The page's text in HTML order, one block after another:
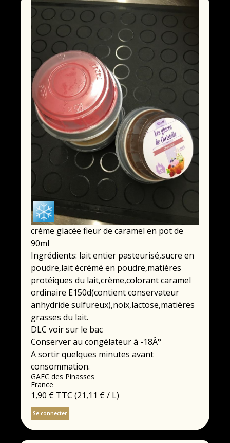
crème glacée fleur de caramel en pot de
90ml
Ingrédients: lait entier pasteurisé,sucre en
poudre,lait écrémé en poudre,matières
protéiques du lait,crème,colorant caramel
ordinaire E150d(contient conservateur
anhydride sulfureux),noix,lactose,matières
grasses du lait.
DLC voir sur le bac
Conserver au congélateur à -18Â°
A sortir quelques minutes avant
consommation.
GAEC des Pinasses
France
1,90 € TTC (21,11 € / L)
Se connecter